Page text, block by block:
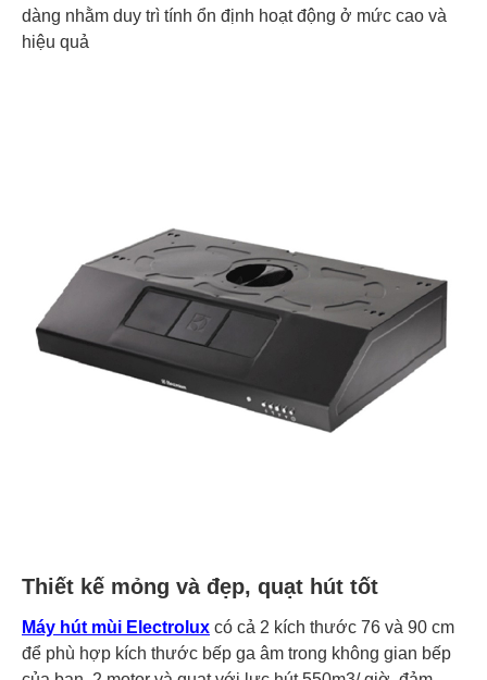
dàng nhằm duy trì tính ổn định hoạt động ở mức cao và
hiệu quả
Thiết kế mỏng và đẹp, quạt hút tốt
Máy hút mùi Electrolux có cả 2 kích thước 76 và 90 cm
để phù hợp kích thước bếp ga âm trong không gian bếp